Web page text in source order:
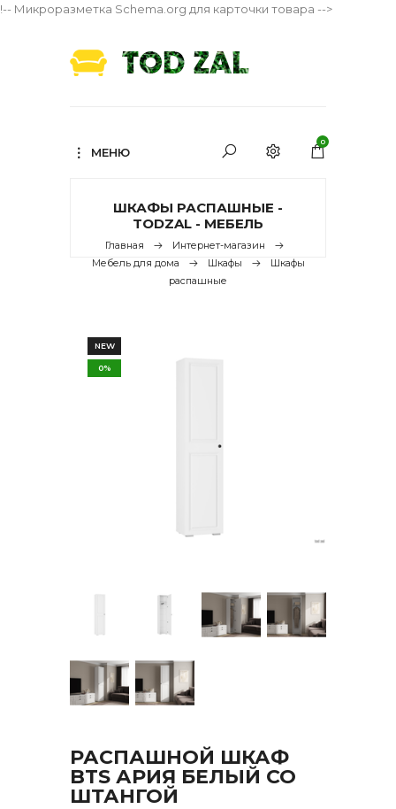
!-- Микроразметка Schema.org для карточки товара -->
МЕНЮ
0
ШКАФЫ РАСПАШНЫЕ -
TODZAL - МЕБЕЛЬ
Главная
Интернет-магазин
Мебель для дома
Шкафы
Шкафы
распашные
NEW
0%
РАСПАШНОЙ ШКАФ
BTS АРИЯ БЕЛЫЙ СО
ШТАНГОЙ